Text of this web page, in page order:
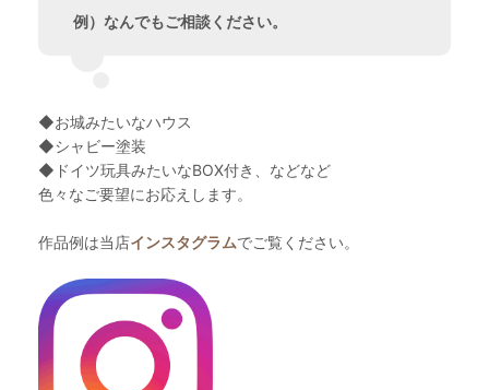
例）なんでもご相談ください。
◆お城みたいなハウス
◆シャビー塗装
◆ドイツ玩具みたいなBOX付き、などなど
色々なご要望にお応えします。
作品例は当店インスタグラムでご覧ください。